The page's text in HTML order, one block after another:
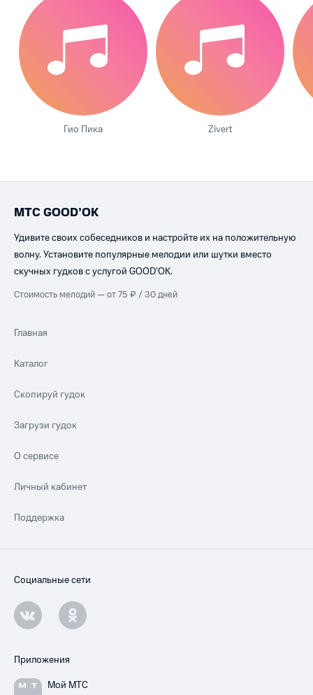
Гио Пика Zivert
МТС GOOD’OK
Удивите своих собеседников и настройте их на положительную
волну. Установите популярные мелодии или шутки вместо
скучных гудков с услугой GOOD’OK.
Стоимость мелодий — от 75 ₽ / 30 дней
Главная
Каталог
Скопируй гудок
Загрузи гудок
О сервисе
Личный кабинет
Поддержка
Социальные сети
Приложения
Мой МТС